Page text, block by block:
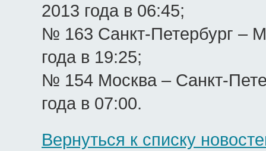
2013 года в 06:45;
№ 163 Санкт-Петербург –
года в 19:25;
№ 154 Москва – Санкт-
года в 07:00.
Вернуться к списку